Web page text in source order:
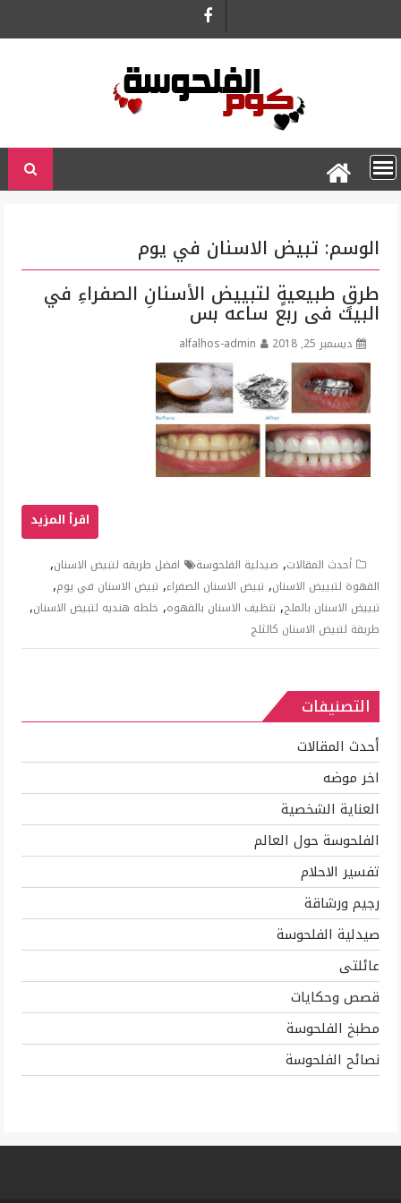
الوسم: تبيض الاسنان في يوم
طرقٍ طبيعيةٍ لتبييض الأسنانِ الصفراءِ في
البيت فى ربع ساعه بس
ديسمبر 25, 2018 alfalhos-admin
أحدث المقالات, صيدلية الفلحوسة افضل طريقه لتبيض الاسنان,
القهوة لتبييض الاسنان, تبيض الاسنان الصفراء, تبيض الاسنان في يوم,
تبييض الاسنان بالملح, تنظيف الاسنان بالقهوه, خلطه هنديه لتبيض الاسنان,
طريقة لتبيض الاسنان كالثلج
التصنيفات
أحدث المقالات
اخر موضه
العناية الشخصية
الفلحوسة حول العالم
تفسير الاحلام
رجيم ورشاقة
صيدلية الفلحوسة
عائلتى
قصص وحكايات
مطبخ الفلحوسة
نصائح الفلحوسة